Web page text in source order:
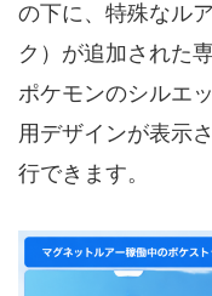
の下に、特殊なル
ク）が追加された
ポケモンのシルエ
用デザインが表示
行できます。